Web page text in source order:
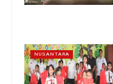
NUSANTARA